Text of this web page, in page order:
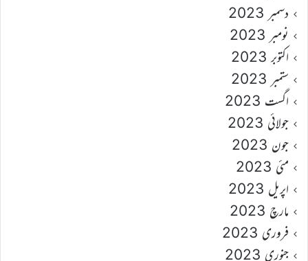
دسمبر 2023
نومبر 2023
اکتوبر 2023
ستمبر 2023
اگست 2023
جولائی 2023
جون 2023
مئی 2023
اپریل 2023
مارچ 2023
فروری 2023
جنوری 2023